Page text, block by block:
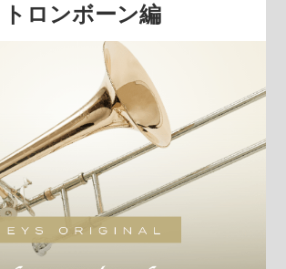
トロンボーン編